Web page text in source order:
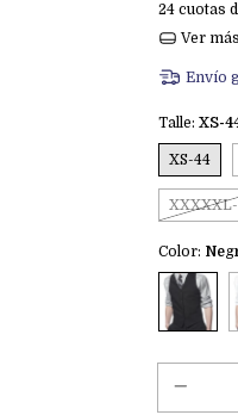
24 cuotas
Ver
Envío
Talle: XS-
XS-44
Color: